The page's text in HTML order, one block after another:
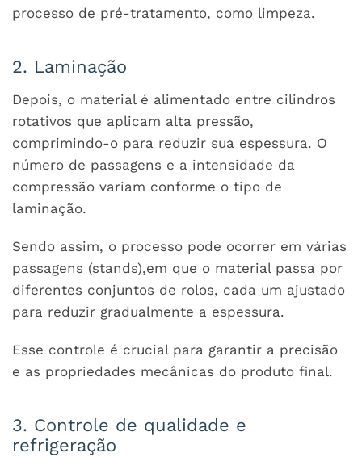
processo de pré-tratamento, como limpeza.
2. Laminação
Depois, o material é alimentado entre cilindros
rotativos que aplicam alta pressão,
comprimindo-o para reduzir sua espessura. O
número de passagens e a intensidade da
compressão variam conforme o tipo de
laminação.
Sendo assim, o processo pode ocorrer em várias
passagens (stands),em que o material passa por
diferentes conjuntos de rolos, cada um ajustado
para reduzir gradualmente a espessura.
Esse controle é crucial para garantir a precisão
e as propriedades mecânicas do produto final.
3. Controle de qualidade e
refrigeração